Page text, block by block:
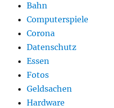
Bahn
Computerspiele
Corona
Datenschutz
Essen
Fotos
Geldsachen
Hardware